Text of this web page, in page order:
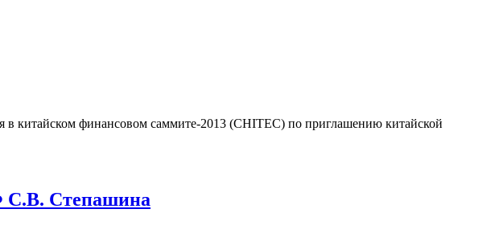
китайском финансовом саммите-2013 (CHITEC) по приглашению китайской
С.В. Степашина